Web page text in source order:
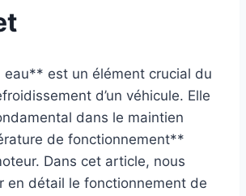
est un élément crucial du
d’un véhicule. Elle
dans le maintien
de fonctionnement**
Dans cet article, nous
en détail le fonctionnement de